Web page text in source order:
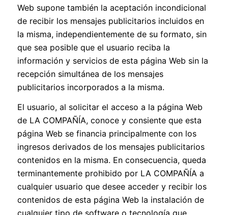
Web supone también la aceptación incondicional
de recibir los mensajes publicitarios incluidos en
la misma, independientemente de su formato, sin
que sea posible que el usuario reciba la
información y servicios de esta página Web sin la
recepción simultánea de los mensajes
publicitarios incorporados a la misma.
El usuario, al solicitar el acceso a la página Web
de LA COMPAÑÍA, conoce y consiente que esta
página Web se financia principalmente con los
ingresos derivados de los mensajes publicitarios
contenidos en la misma. En consecuencia, queda
terminantemente prohibido por LA COMPAÑÍA a
cualquier usuario que desee acceder y recibir los
contenidos de esta página Web la instalación de